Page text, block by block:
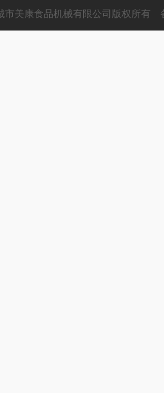
市美康食品机械有限公司版权所有